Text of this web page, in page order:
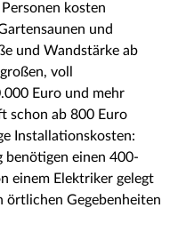
kosten
und
und Wandstärke ab
voll
Euro und mehr
schon ab 800 Euro
Installationskosten:
benötigen einen 400-
einem Elektriker gelegt
örtlichen Gegebenheiten